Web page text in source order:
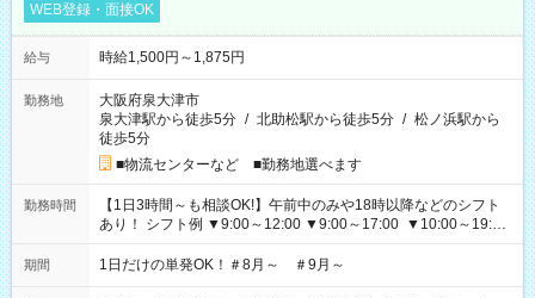
WEB登録・面接OK
給与 時給1,500円～1,875円
勤務地
大阪府泉大津市
泉大津駅から徒歩5分 / 北助松駅から徒歩5分 / 松ノ浜駅から
徒歩5分
■物流センターなど ■勤務地選べます
勤務時間
【1日3時間～も相談OK!】午前中のみや18時以降などのシフト
あり！ シフト例 ▼9:00～12:00 ▼9:00～17:00 ▼10:00～19:00
▼18:00～21:00
期間 1日だけの単発OK！＃8月～ ＃9月～